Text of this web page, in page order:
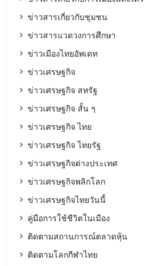
ข่าวสารเกี่ยวกับชุมชน
ข่าวสารแวดวงการศึกษา
ข่าวเมืองไทยอัพเดท
ข่าวเศรษฐกิจ
ข่าวเศรษฐกิจ สหรัฐ
ข่าวเศรษฐกิจ สั้น ๆ
ข่าวเศรษฐกิจ ไทย
ข่าวเศรษฐกิจ ไทยรัฐ
ข่าวเศรษฐกิจต่างประเทศ
ข่าวเศรษฐกิจพลิกโลก
ข่าวเศรษฐกิจไทยวันนี้
คู่มือการใช้ชีวิตในเมือง
ติดตามสถานการณ์ตลาดหุ้น
ติดตามโลกกีฬาไทย